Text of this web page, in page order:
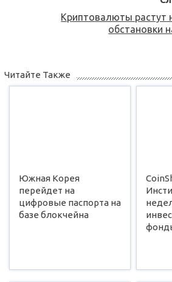
Криптовалюты растут
обстановки
Читайте Также
Южная Корея
перейдет на
цифровые паспорта на
базе блокчейна